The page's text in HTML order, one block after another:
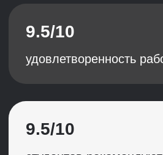
Анна
HR-специалистам